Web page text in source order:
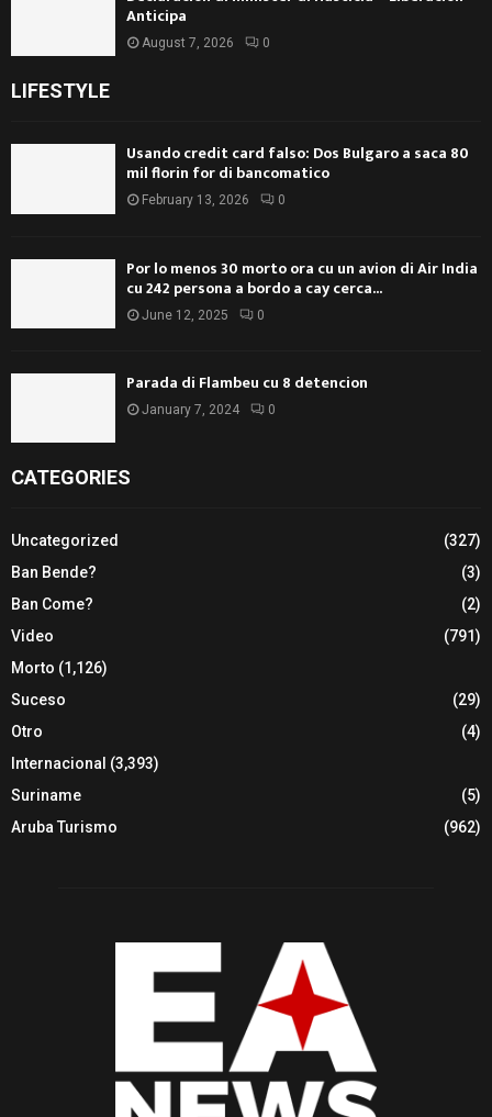
Anticipa
August 7, 2026 0
LIFESTYLE
Usando credit card falso: Dos Bulgaro a saca 80
mil florin for di bancomatico
February 13, 2026 0
Por lo menos 30 morto ora cu un avion di Air India
cu 242 persona a bordo a cay cerca...
June 12, 2025 0
Parada di Flambeu cu 8 detencion
January 7, 2024 0
CATEGORIES
Uncategorized
(327)
Ban Bende?
(3)
Ban Come?
(2)
Video
(791)
Morto (1,126)
Suceso
(29)
Otro
(4)
Internacional (3,393)
Suriname
(5)
Aruba Turismo
(962)